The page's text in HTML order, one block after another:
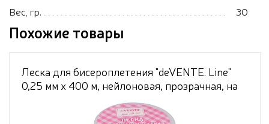
Вес, гр.
30
Похожие товары
Леска для бисероплетения "deVENTE. Line"
0,25 мм x 400 м, нейлоновая, прозрачная, на